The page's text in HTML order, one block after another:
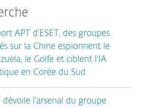
APT d’ESET, des groupes
sur la Chine espionnent le
le Golfe et ciblent l’IA
en Corée du Sud
dévoile l’arsenal du groupe